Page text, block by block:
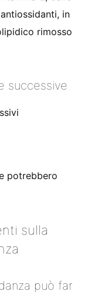
in
rimosso
successive
potrebbero
sulla
può far